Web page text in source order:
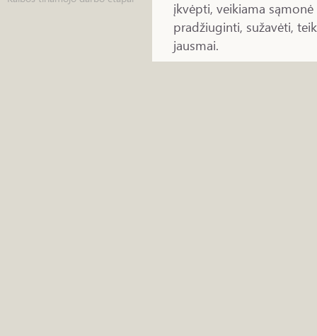
įkvėpti, veikiama
pradžiuginti, sužavėti,
jausmai.